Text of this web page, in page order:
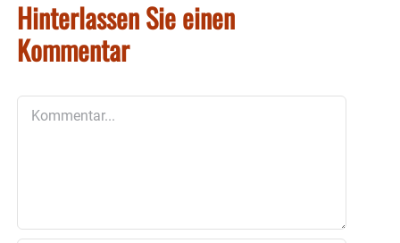
Hinterlassen Sie einen
Kommentar